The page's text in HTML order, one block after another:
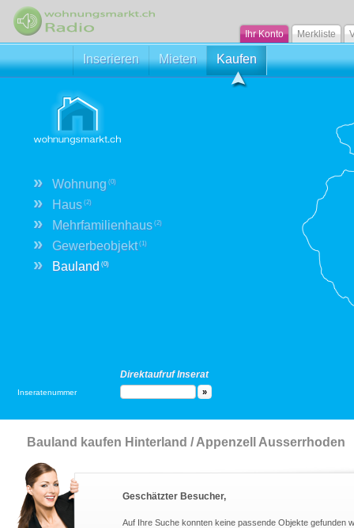
Ihr Konto Merkliste
Inserieren Mieten Kaufen
» Wohnung (0)
» Haus (2)
» Mehrfamilienhaus (2)
» Gewerbeobjekt(1)
» Bauland (0)
Direktaufruf Inserat
Inseratenummer
Bauland kaufen Hinterland / Appenzell Ausserrhoden
Geschätzter Besucher,
Auf Ihre Suche konnten keine passende Objekte gefunden